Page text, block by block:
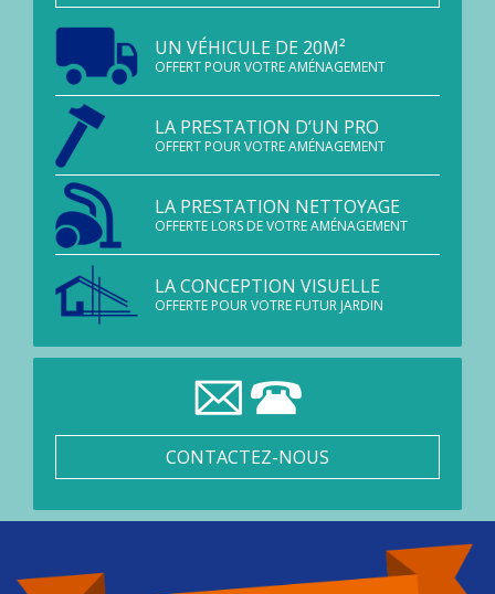
UN VÉHICULE DE 20M²
OFFERT POUR VOTRE AMÉNAGEMENT
LA PRESTATION D’UN PRO
OFFERT POUR VOTRE AMÉNAGEMENT
LA PRESTATION NETTOYAGE
OFFERTE LORS DE VOTRE AMÉNAGEMENT
LA CONCEPTION VISUELLE
OFFERTE POUR VOTRE FUTUR JARDIN
CONTACTEZ-NOUS